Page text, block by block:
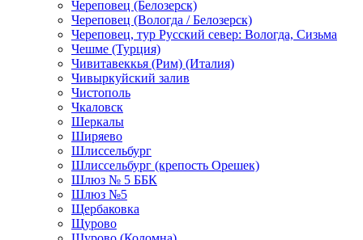
Череповец (Белозерск)
Череповец (Вологда / Белозерск)
Череповец, тур Русский север: Вологда, Сизьма
Чешме (Турция)
Чивитавеккья (Рим) (Италия)
Чивыркуйский залив
Чистополь
Чкаловск
Шеркалы
Ширяево
Шлиссельбург
Шлиссельбург (крепость Орешек)
Шлюз № 5 ББК
Шлюз №5
Щербаковка
Щурово